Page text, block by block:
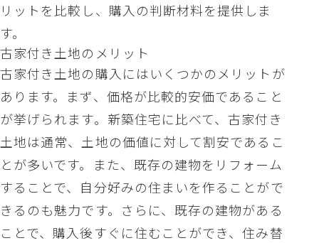
リットを比較し、購入の判断材料を提供しま
す。
古家付き土地のメリット
古家付き土地の購入にはいくつかのメリットが
あります。まず、価格が比較的安価であること
が挙げられます。新築住宅に比べて、古家付き
土地は通常、土地の価値に対して割安であるこ
とが多いです。また、既存の建物をリフォーム
することで、自分好みの住まいを作ることがで
きるのも魅力です。さらに、既存の建物がある
ことで、購入後すぐに住むことができ、住み替